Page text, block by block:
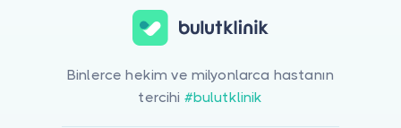
Binlerce hekim ve milyonlarca hastanın
tercihi #bulutklinik